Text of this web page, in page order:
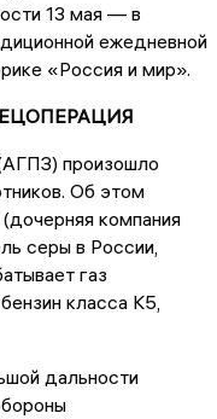
13 мая — в
ежедневной
«Россия и мир».
произошло
Об этом
компания
серы в России,
газ
класса К5,
дальности